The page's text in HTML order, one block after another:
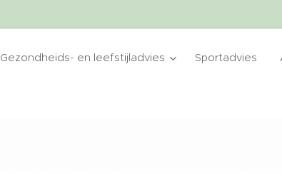
Gezondheids- en leefstijladvies Sportadvies